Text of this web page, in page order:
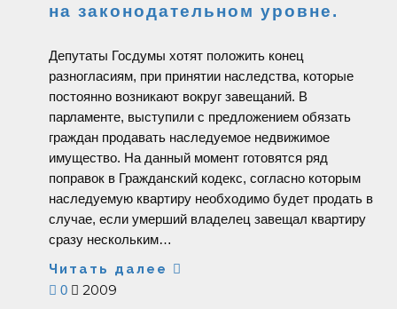
на законодательном уровне.
Депутаты Госдумы хотят положить конец
разногласиям, при принятии наследства, которые
постоянно возникают вокруг завещаний. В
парламенте, выступили с предложением обязать
граждан продавать наследуемое недвижимое
имущество. На данный момент готовятся ряд
поправок в Гражданский кодекс, согласно которым
наследуемую квартиру необходимо будет продать в
случае, если умерший владелец завещал квартиру
сразу нескольким…
Читать далее
0 2009